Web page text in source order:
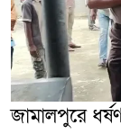
জামালপুরে